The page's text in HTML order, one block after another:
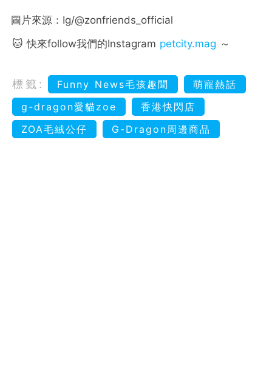
圖片來源：Ig/@zonfriends_official
🐱 快來follow我們的Instagram petcity.mag ～
標籤: Funny News毛孩趣聞
萌寵熱話
g-dragon愛貓zoe
香港快閃店
ZOA毛絨公仔
G-Dragon周邊商品